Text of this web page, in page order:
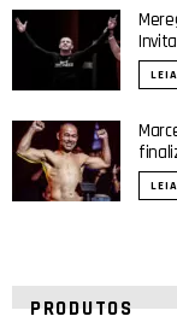
PRODUTOS